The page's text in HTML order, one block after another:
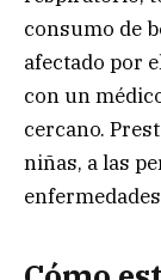
consumo de
afectado por
con un
cercano.
niñas, a las